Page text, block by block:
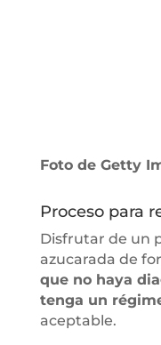
Foto de Getty
Proceso para
Disfrutar de un
azucarada de
que no haya
tenga un
aceptable.